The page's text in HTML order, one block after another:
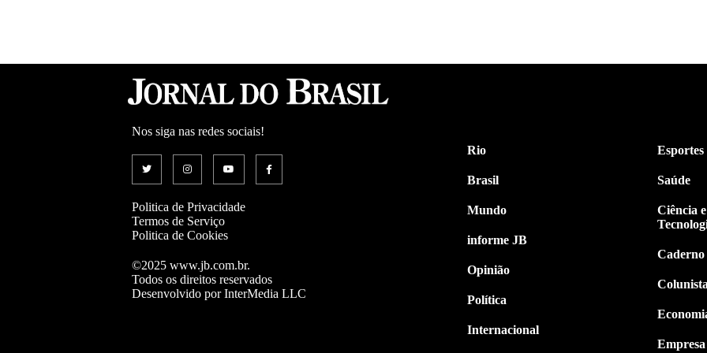
Nos siga nas redes sociais!
Politica de Privacidade
Termos de Serviço
Politica de Cookies
©2025 www.jb.com.br.
Todos os direitos reservados
Desenvolvido por InterMedia LLC
Rio
Brasil
Mundo
informe JB
Opinião
Política
Internacional
Esportes
Saúde
Ciência e
Caderno
Empresa